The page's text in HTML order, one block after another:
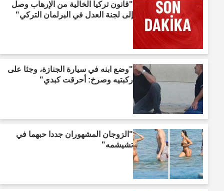
"قانون تركيا الخالية من الإرهاب وصل
إلى لجنة العدل في البرلمان التركي"
"وضع ابنه في سيارة الجنازة، وجثا على
ركبتيه وصرخ: أحرقت كبدي"
"الزوجان المشهوران جددا حبهما في
تشيشمه"